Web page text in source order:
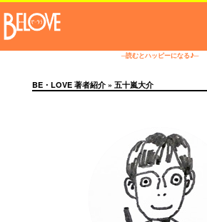
─読むとハッピーになる♪─
BE・LOVE 著者紹介» 五十嵐大介